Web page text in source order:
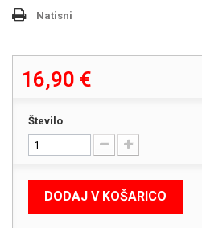
Natisni
16,90 €
Število
DODAJ V KOŠARICO